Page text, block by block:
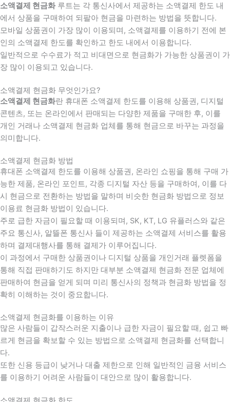
소액결제 현금화루트는 각 통신사에서 제공하는 소액결제 한도 내
에서 상품을 구매하여 되팔아 현금을 마련하는 방법을 뜻합니다.
모바일 상품권이 가장 많이 이용되며, 소액결제를 이용하기 전에 본
인의 소액결제 한도를 확인하고 한도 내에서 이용합니다.
일반적으로 수수료가 적고 비대면으로 현금화가 가능한 상품권이 가
장 많이 이용되고 있습니다.
소액결제 현금화 무엇인가요?
소액결제 현금화란 휴대폰 소액결제 한도를 이용해 상품권, 디지털
콘텐츠, 또는 온라인에서 판매되는 다양한 제품을 구매한 후, 이를
개인 거래나 소액결제 현금화 업체를 통해 현금으로 바꾸는 과정을
의미합니다.
소액결제 현금화 방법
휴대폰 소액결제 한도를 이용해 상품권, 온라인 쇼핑을 통해 구매 가
능한 제품, 온라인 포인트, 각종 디지털 자산 등을 구매하여, 이를 다
시 현금으로 전환하는 방법을 말하며 비슷한 현금화 방법으로 정보
이용료 현금화 방법이 있습니다.
주로 급한 자금이 필요할 때 이용되며, SK, KT, LG 유플러스와 같은
주요 통신사, 알뜰폰 통신사 들이 제공하는 소액결제 서비스를 활용
하며 결제대행사를 통해 결제가 이루어집니다.
이 과정에서 구매한 상품권이나 디지털 상품을 개인거래 플렛폼을
통해 직접 판매하기도 하지만 대부분 소액결제 현금화 전문 업체에
판매하여 현금을 얻게 되며 미리 통신사의 정책과 현금화 방법을 정
확히 이해하는 것이 중요합니다.
소액결제 현금화를 이용하는 이유
많은 사람들이 갑작스러운 지출이나 급한 자금이 필요할 때 , 쉽고 빠
르게 현금을 확보할 수 있는 방법으로 소액결제 현금화를 선택합니
다.
또한 신용 등급이 낮거나 대출 제한으로 인해 일반적인 금융 서비스
를 이용하기 어려운 사람들이 대안으로 많이 활용합니다.